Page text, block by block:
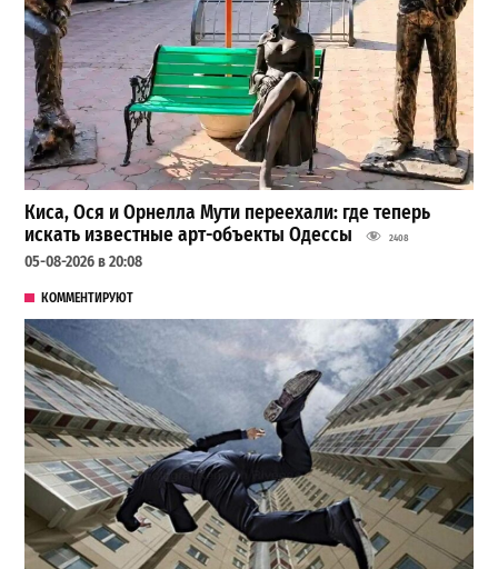
Киса, Ося и Орнелла Мути переехали: где теперь
искать известные арт-объекты Одессы
2408
05-08-2026 в 20:08
КОММЕНТИРУЮТ